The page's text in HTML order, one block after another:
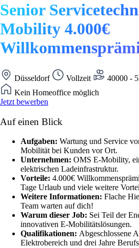
Senior
Mobility 4.000€
Düsseldorf Vollzeit
40000 -
Kein Homeoffice möglich
Jetzt bewerben
Auf einen Blick
Aufgaben: Wartung und Service
Mobilität bei Kunden vor Ort.
Unternehmen: OMS E-Mobility,
elektrischen Ladeinfrastruktur.
Vorteile: 4.000€
Tage Urlaub und viele weitere
Weitere Informationen: Flache
Team warten auf dich!
Warum dieser Job: Sei Teil der
innovativen E-Mobilitätslösungen.
Qualifikationen: Abgeschlossene
Elektrobereich und drei Jahre